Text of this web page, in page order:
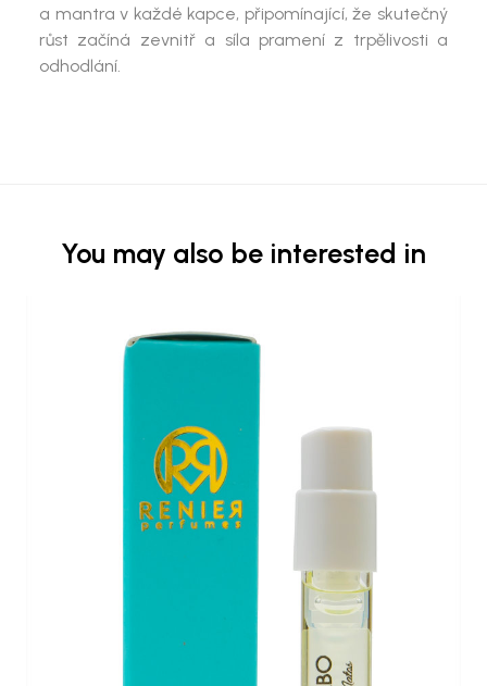
a mantra v každé kapce, připomínající, že skutečný
růst začíná zevnitř a síla pramení z trpělivosti a
odhodlání.
You may also be interested in